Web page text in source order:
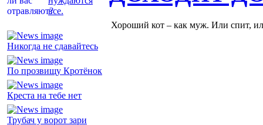
все.
Никогда не сдавайтесь
По прозвищу Кротёнок
Креста на тебе нет
Трубач у ворот зари
Хороший кот – как муж. Или спит,